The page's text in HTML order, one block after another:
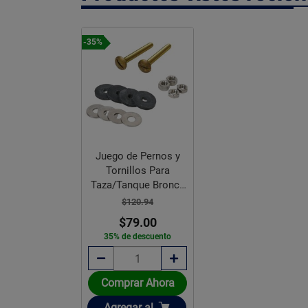
-35%
Juego de Pernos y
Tornillos Para
Taza/Tanque Bronce
Fluidmaster
$120.94
$79.00
35% de descuento
Comprar Ahora